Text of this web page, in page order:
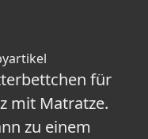
für
mit Matratze.
zu einem